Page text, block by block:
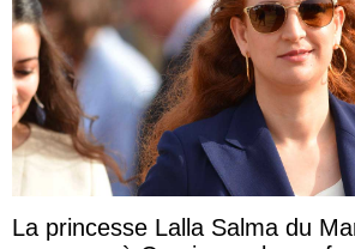
La princesse Lalla Salma du